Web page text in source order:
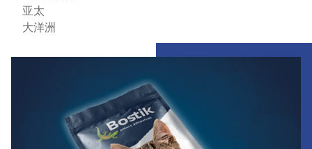
- 对于含铝箔结构，同样具有很好的粘接性能。
● BOPP/VMPET/PE
● (PET/AL)/PE
薄膜在复合前需经电晕处理，并达到足够的达因数。与
流延CPE 的兼容性须验证。
亚太
大洋洲